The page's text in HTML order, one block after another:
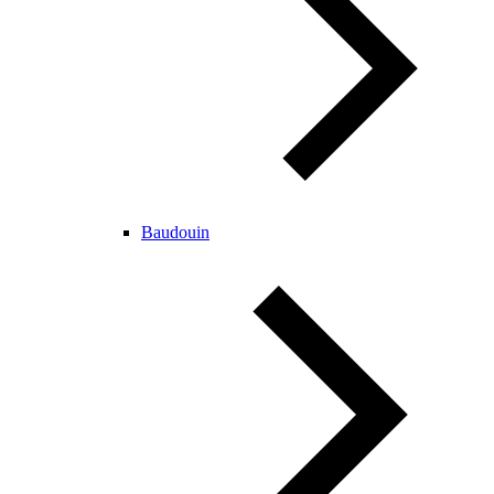
Baudouin